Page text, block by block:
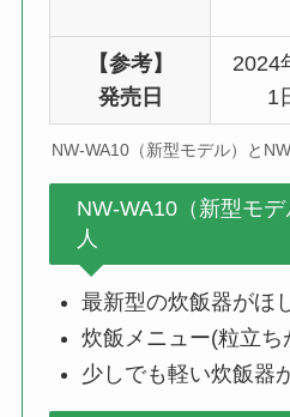
【参考】
発売日
2024
1
NW-WA10（新型モデル）と
NW-WA10（新型モ
人
最新型の炊飯器がほ
炊飯メニュー(粒立ち
少しでも軽い炊飯器